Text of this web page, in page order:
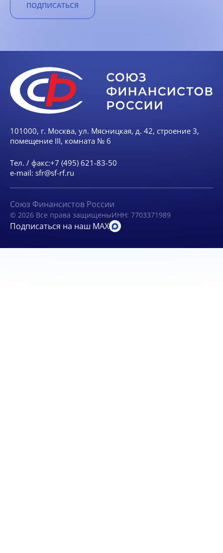
ПОДПИСАТЬСЯ
101000, г. Москва, ул. Мясницкая, д. 42, строение 3,
помещение III, комната № 6
Тел. / факс:+7 (495) 621-83-50
e-mail: sfr@sf-rf.ru
Союз Финансистов России
© 2026 Все права защищеныИНН: 7703371989
Подписаться на наш MAX